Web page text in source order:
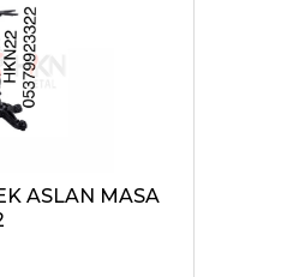
ASLAN MASA